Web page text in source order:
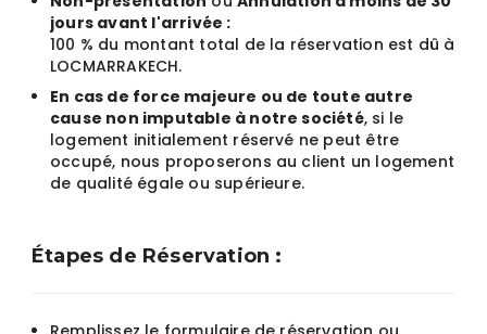
jours avant l'arrivée :
100 % du montant total de la réservation est dû à
LOCMARRAKECH.
En cas de force majeure ou de toute autre
cause non imputable à notre société, si le
logement initialement réservé ne peut être
occupé, nous proposerons au client un logement
de qualité égale ou supérieure.
Étapes de Réservation :